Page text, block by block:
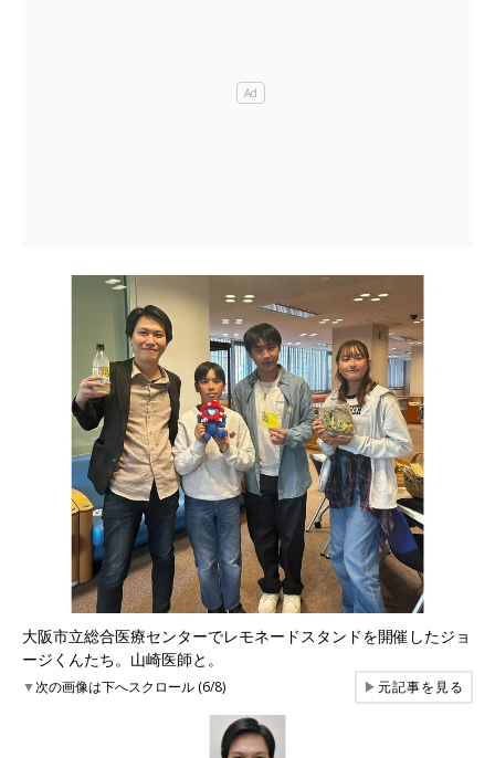
大阪市立総合医療センターでレモネードスタンドを開催したジョ
ージくんたち。山崎医師と。
▼次の画像は下へスクロール (6/8) ▶元記事を見る